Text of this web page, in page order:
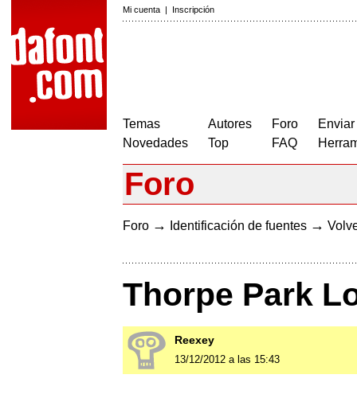
Mi cuenta | Inscripción
Temas
Novedades
Autores
Top
Foro
FAQ
Foro
Foro → Identificación de fuentes →
Thorpe Park
Reexey
13/12/2012 a las 15:43